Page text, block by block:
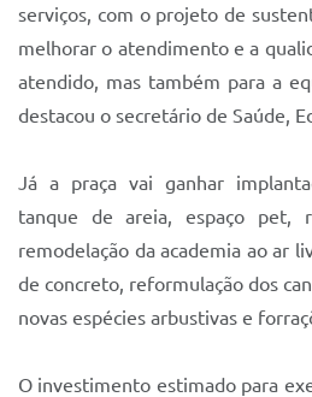
serviços, com o projeto de
melhorar o atendimento e a
atendido, mas também para a
destacou o secretário de Saúde,
Já a praça vai ganhar
tanque de areia, espaço pet,
remodelação da academia ao ar
de concreto, reformulação dos
novas espécies arbustivas e
O investimento estimado para